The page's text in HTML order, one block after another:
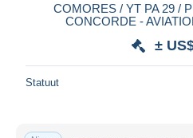
COMORES / YT PA 29 /
CONCORDE -
±
Statuut